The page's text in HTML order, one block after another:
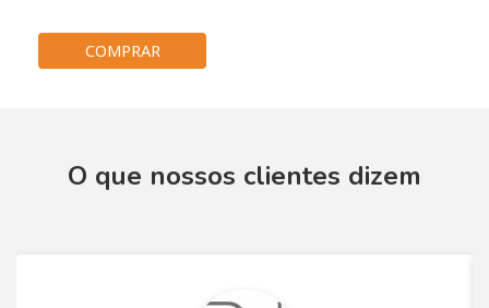
COMPRAR
O que nossos clientes dizem